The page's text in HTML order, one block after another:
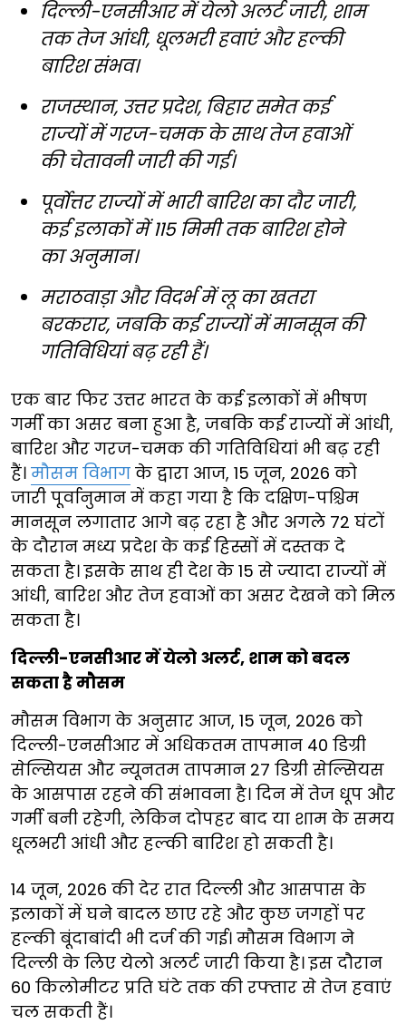
दिल्ली-एनसीआर में येलो अलर्ट जारी, शाम
तक तेज आंधी, धूलभरी हवाएं और हल्की
बारिश संभव।
राजस्थान, उत्तर प्रदेश, बिहार समेत कई
राज्यों में गरज-चमक के साथ तेज हवाओं
की चेतावनी जारी की गई।
पूर्वोत्तर राज्यों में भारी बारिश का दौर जारी,
कई इलाकों में 115 मिमी तक बारिश होने
का अनुमान।
मराठवाड़ा और विदर्भ में लू का खतरा
बरकरार, जबकि कई राज्यों में मानसून की
गतिविधियां बढ़ रही हैं।
एक बार फिर उत्तर भारत के कई इलाकों में भीषण
गर्मी का असर बना हुआ है, जबकि कई राज्यों में आंधी,
बारिश और गरज-चमक की गतिविधियां भी बढ़ रही
हैं। मौसम विभाग के द्वारा आज, 15 जून, 2026 को
जारी पूर्वानुमान में कहा गया है कि दक्षिण-पश्चिम
मानसून लगातार आगे बढ़ रहा है और अगले 72 घंटों
के दौरान मध्य प्रदेश के कई हिस्सों में दस्तक दे
सकता है। इसके साथ ही देश के 15 से ज्यादा राज्यों में
आंधी, बारिश और तेज हवाओं का असर देखने को मिल
सकता है।
दिल्ली-एनसीआर में येलो अलर्ट, शाम को बदल
सकता है मौसम
मौसम विभाग के अनुसार आज, 15 जून, 2026 को
दिल्ली-एनसीआर में अधिकतम तापमान 40 डिग्री
सेल्सियस और न्यूनतम तापमान 27 डिग्री सेल्सियस
के आसपास रहने की संभावना है। दिन में तेज धूप और
गर्मी बनी रहेगी, लेकिन दोपहर बाद या शाम के समय
धूलभरी आंधी और हल्की बारिश हो सकती है।
14 जून, 2026 की देर रात दिल्ली और आसपास के
इलाकों में घने बादल छाए रहे और कुछ जगहों पर
हल्की बूंदाबांदी भी दर्ज की गई। मौसम विभाग ने
दिल्ली के लिए येलो अलर्ट जारी किया है। इस दौरान
60 किलोमीटर प्रति घंटे तक की रफ्तार से तेज हवाएं
चल सकती हैं।